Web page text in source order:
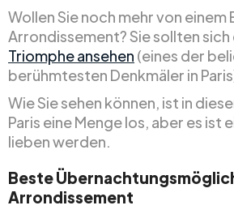
Wollen Sie noch mehr von einem
Arrondissement? Sie sollten sich
Triomphe ansehen (eines der
berühmtesten Denkmäler in
Wie Sie sehen können, ist in
Paris eine Menge los, aber es ist
lieben werden.
Beste
Arrondissement